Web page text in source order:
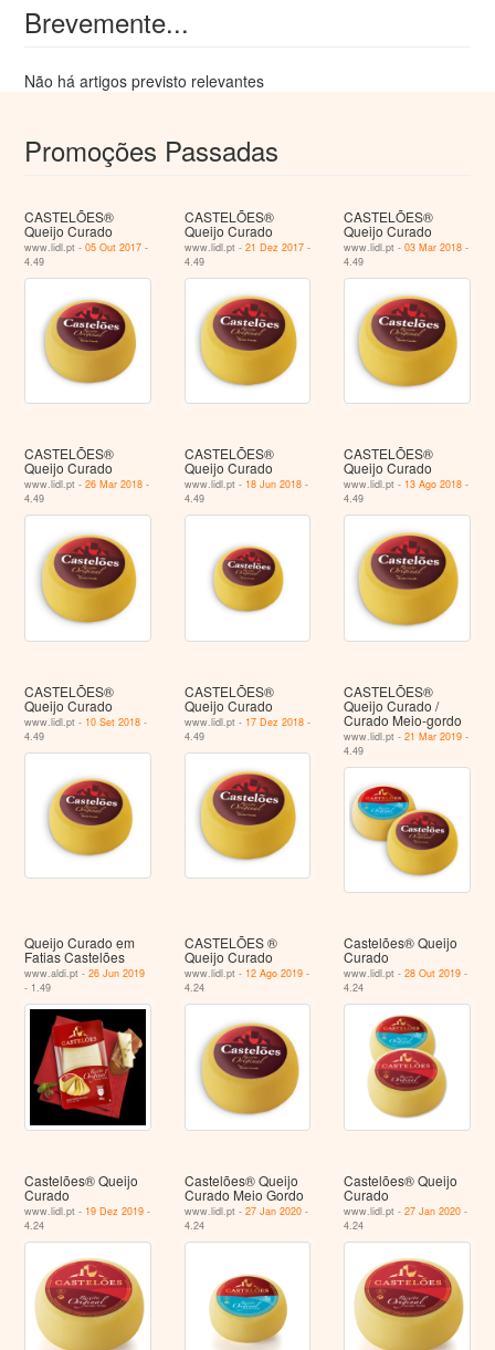
Brevemente...
Não há artigos previsto relevantes
Promoções Passadas
CASTELÕES®
Queijo Curado
www.lidl.pt -05 Out 2017 -
4.49
CASTELÕES®
Queijo Curado
www.lidl.pt - 21 Dez 2017-
4.49
CASTELÕES®
Queijo Curado
www.lidl.pt -03 Mar 2018 -
4.49
CASTELÕES®
Queijo Curado
www.lidl.pt -26 Mar 2018 -
4.49
CASTELÕES®
Queijo Curado
www.lidl.pt - 18 Jun 2018-
4.49
CASTELÕES®
Queijo Curado
www.lidl.pt - 13 Ago 2018 -
4.49
CASTELÕES®
Queijo Curado
www.lidl.pt - 10 Set 2018 -
4.49
CASTELÕES®
Queijo Curado
www.lidl.pt - 17 Dez 2018-
4.49
CASTELÕES®
Queijo Curado /
Curado Meio-gordo
www.lidl.pt -21 Mar 2019 -
4.49
Queijo Curado em
Fatias Castelões
www.aldi.pt -26 Jun 2019
- 1.49
CASTELÕES ®
Queijo Curado
www.lidl.pt - 12 Ago 2019-
4.24
Castelões® Queijo
Curado
www.lidl.pt -28 Out 2019 -
4.24
Castelões® Queijo
Curado
www.lidl.pt - 19 Dez 2019 -
4.24
Castelões® Queijo
Curado Meio Gordo
www.lidl.pt - 27 Jan 2020-
4.24
Castelões® Queijo
Curado
www.lidl.pt -27 Jan 2020 -
4.24